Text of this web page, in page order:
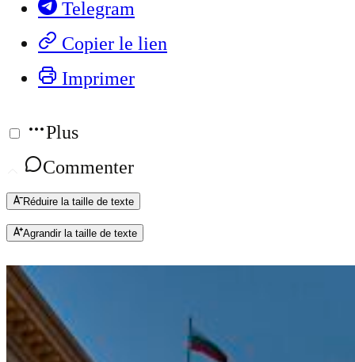
Telegram
Copier le lien
Imprimer
Plus
Commenter
Réduire la taille de texte
Agrandir la taille de texte